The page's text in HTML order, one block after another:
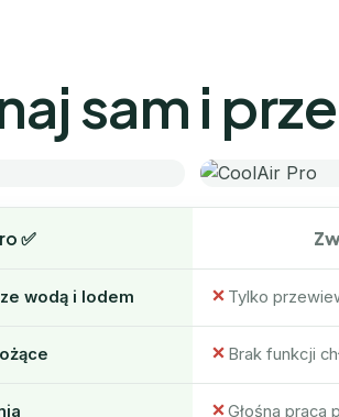
sam i
✅
wodą i lodem Tylko
Brak funkcji
Głośna praca